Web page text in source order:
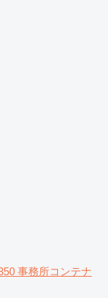
事務所コンテナ